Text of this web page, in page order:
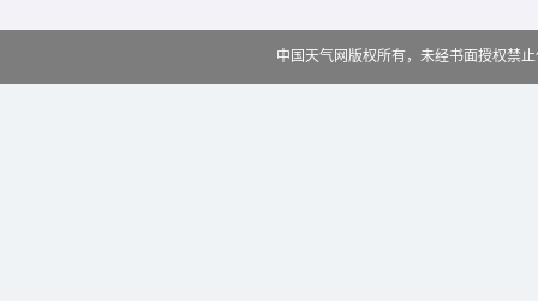
中国天气网版权所有，未经书面授权